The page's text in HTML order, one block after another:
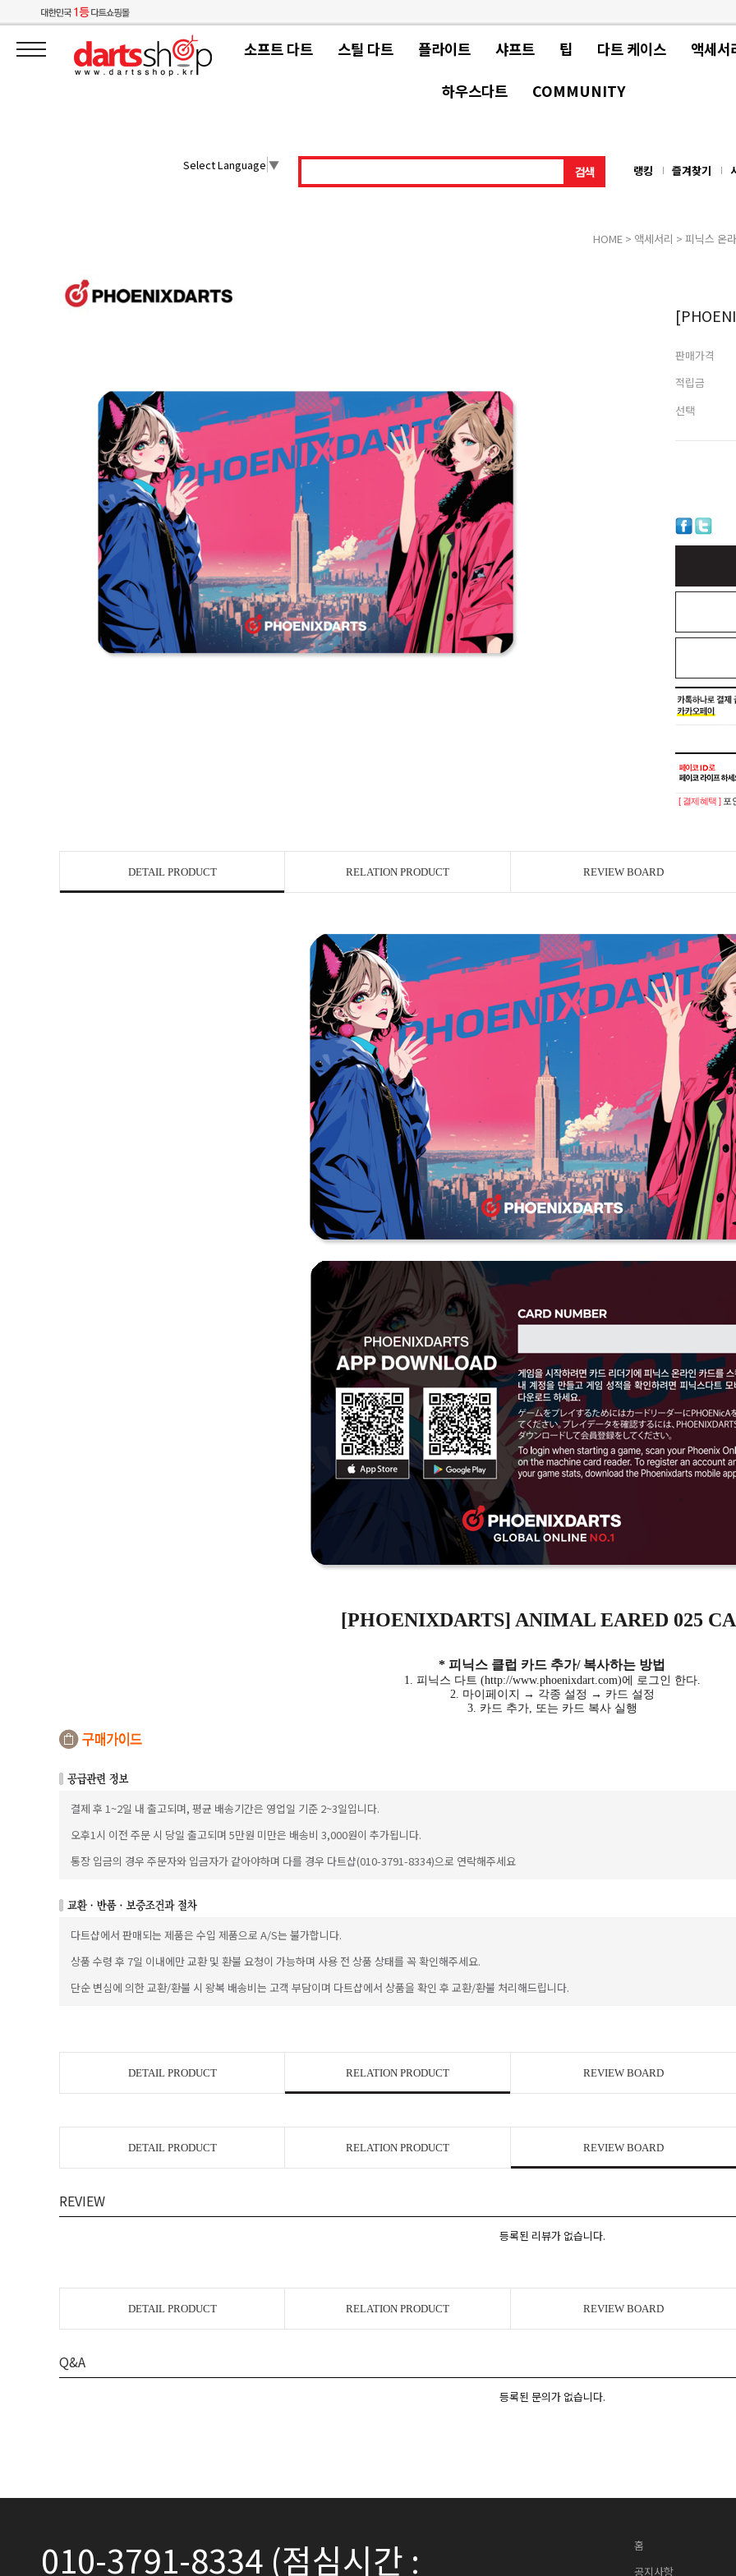
소프트 다트 스틸 다트 플라이트 샤프트 팁 다트 케이스 액세서
하우스다트 COMMUNITY
Select Language ▼ 랭킹 즐겨찾기
HOME > 액세서리 > 피닉스 온
판매가격
적립금
선택
페이코 ID로
[ 결제혜택 ] 포
DETAIL PRODUCT RELATION PRODUCT REVIEW BOARD
[PHOENIXDARTS] ANIMAL EARED 025
* 피닉스 클럽 카드 추가/ 복사하는 방법
1. 피닉스 다트 (http://www.phoenixdart.com)에 로그인 한다.
2. 마이페이지 → 각종 설정 → 카드 설정
3. 카드 추가, 또는 카드 복사 실행
결제 후 1~2일 내 출고되며, 평균 배송기간은 영업일 기준 2~3일입니다.
오후1시 이전 주문 시 당일 출고되며 5만원 미만은 배송비 3,000원이 추가됩니다.
통장 입금의 경우 주문자와 입금자가 같아야하며 다를 경우 다트샵(010-3791-8334)으로 연락해주세요
다트샵에서 판매되는 제품은 수입 제품으로 A/S는 불가합니다.
상품 수령 후 7일 이내에만 교환 및 환불 요청이 가능하며 사용 전 상품 상태를 꼭 확인해주세요.
단순 변심에 의한 교환/환불 시 왕복 배송비는 고객 부담이며 다트샵에서 상품을 확인 후 교환/환불 처리해드립니다.
DETAIL PRODUCT RELATION PRODUCT REVIEW BOARD
DETAIL PRODUCT RELATION PRODUCT REVIEW BOARD
REVIEW
등록된 리뷰가 없습니다.
DETAIL PRODUCT RELATION PRODUCT REVIEW BOARD
Q&A
등록된 문의가 없습니다.
010-3791-8334 (점심시간 :
홈
공지사항